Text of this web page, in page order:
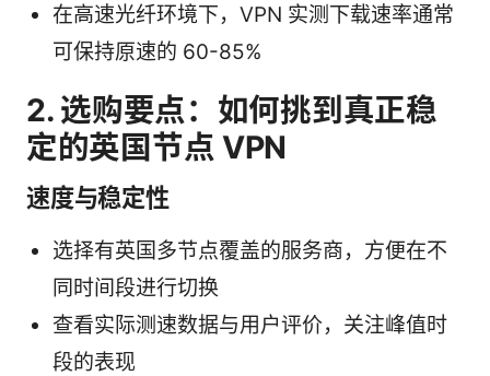
在高速光纤环境下，VPN 实测下载速率通常
可保持原速的 60-85%
2. 选购要点：如何挑到真正稳
定的英国节点 VPN
速度与稳定性
选择有英国多节点覆盖的服务商，方便在不
同时间段进行切换
查看实际测速数据与用户评价，关注峰值时
段的表现